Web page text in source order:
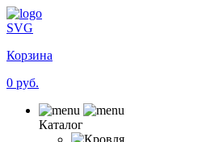
SVG
Корзина
0 руб.
Каталог